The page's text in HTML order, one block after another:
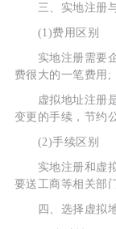
三、实地注册与
(1)费用区别
实地注册需要企
费很大的一笔费用;
虚拟地址注册是
变更的手续，节约
(2)手续区别
实地注册和虚拟
要送工商等相关部
四、选择虚拟地